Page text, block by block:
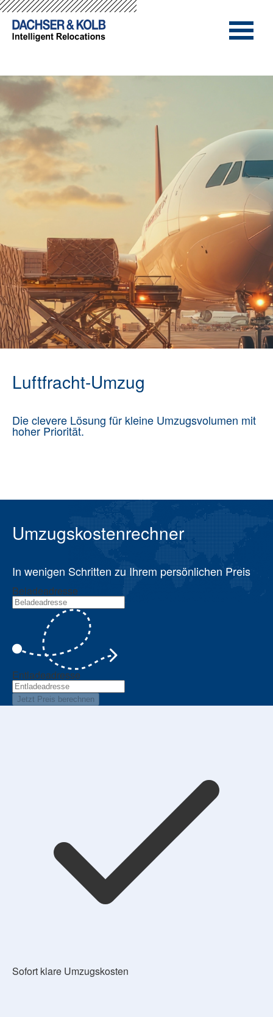
-->-->
Luftfracht-Umzug
Die clevere Lösung für kleine Umzugsvolumen mit
hoher Priorität.
Umzugskostenrechner
In wenigen Schritten zu Ihrem persönlichen Preis
Beladeadresse
Entladeadresse
Jetzt Preis berechnen
Sofort klare Umzugskosten